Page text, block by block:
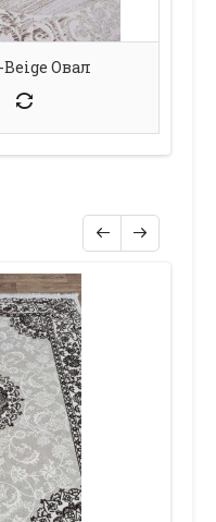
Beige Овал